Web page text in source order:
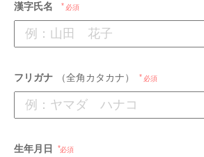
漢字氏名 必須
フリガナ （全角カタカナ） 必須
生年月日 必須